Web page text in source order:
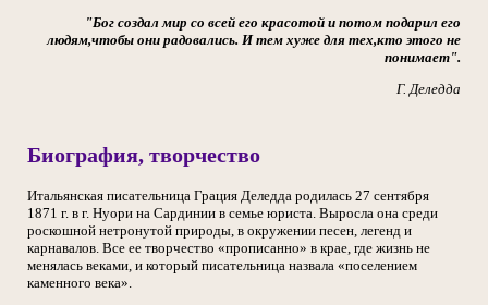
"Бог создал мир со всей его красотой и потом подарил его
людям,чтобы они радовались. И тем хуже для тех,кто этого не
понимает".
Г. Деледда
Биография, творчество
Итальянская писательница Грация Деледда родилась 27 сентября
1871 г. в г. Нуори на Сардинии в семье юриста. Выросла она среди
роскошной нетронутой природы, в окружении песен, легенд и
карнавалов. Все ее творчество «прописанно» в крае, где жизнь не
менялась веками, и который писательница назвала «поселением
каменного века».